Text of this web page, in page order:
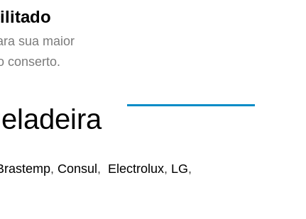
sua maior
conserto.
, Consul , Electrolux, LG,